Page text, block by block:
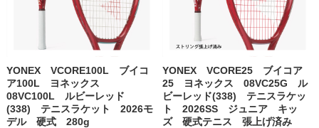
YONEX VCORE100L ブイコ
ア100L ヨネックス
08VC100L ルビーレッド
(338) テニスラケット 2026モ
デル 硬式 280g
YONEX VCORE25 ブイコア
25 ヨネックス 08VC25G ル
ビーレッド(338) テニスラケッ
ト 2026SS ジュニア キッ
ズ 硬式テニス 張上げ済み